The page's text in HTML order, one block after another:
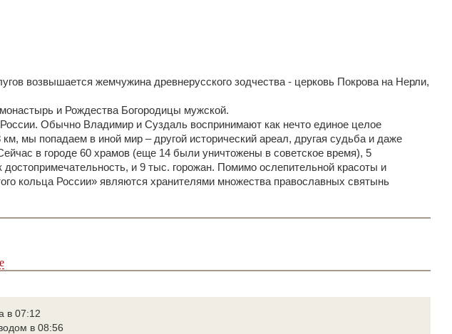
возвышается жемчужина древнерусского зодчества - церковь Покрова на Нерли,
и Рождества Богородицы мужской.
Обычно Владимир и Суздаль воспринимают как нечто единое целое
мы попадаем в иной мир – другой исторический ареал, другая судьба и даже
в городе 60 храмов (еще 14 были уничтожены в советское время), 5
достопримечательность, и 9 тыс. горожан. Помимо ослепительной красоты и
кольца России» являются хранителями множества православных святынь
в 07:12
в 08:56